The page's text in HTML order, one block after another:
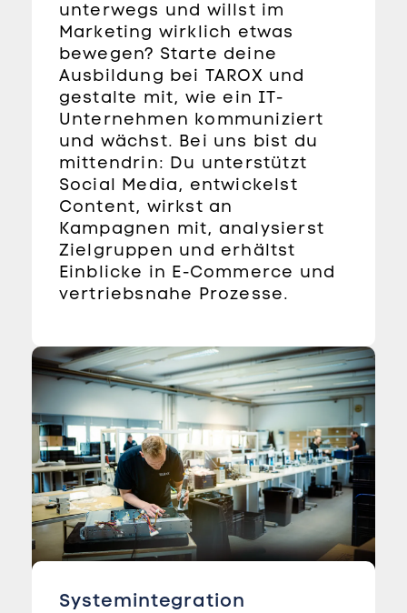
unterwegs und willst im
Marketing wirklich etwas
bewegen? Starte deine
Ausbildung bei TAROX und
gestalte mit, wie ein IT-
Unternehmen kommuniziert
und wächst. Bei uns bist du
mittendrin: Du unterstützt
Social Media, entwickelst
Content, wirkst an
Kampagnen mit, analysierst
Zielgruppen und erhältst
Einblicke in E-Commerce und
vertriebsnahe Prozesse.
Systemintegration